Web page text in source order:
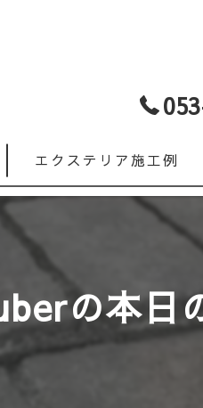
エクステリア施工例
の本日